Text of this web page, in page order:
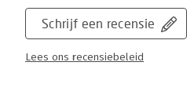
Schrijf een recensie
Lees ons recensiebeleid